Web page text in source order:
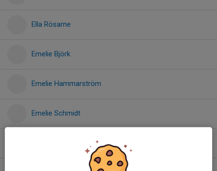
Ella Rösarne
Emelie Björk
Emelie Hammarström
Emelie Schmidt